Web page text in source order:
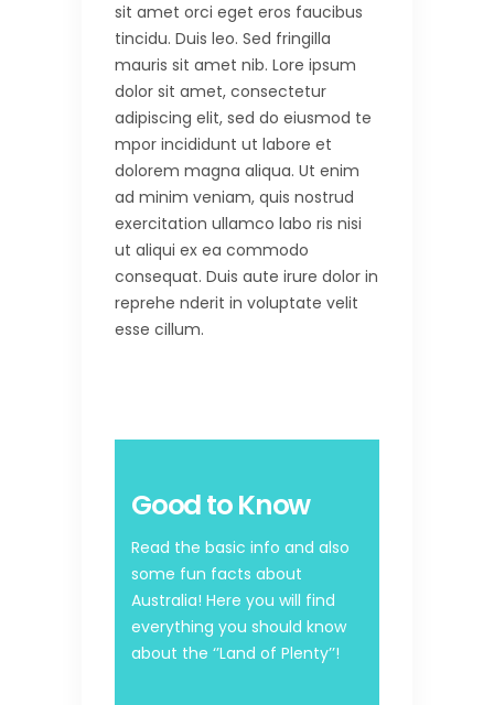
sit amet orci eget eros faucibus
tincidu. Duis leo. Sed fringilla
mauris sit amet nib. Lore ipsum
dolor sit amet, consectetur
adipiscing elit, sed do eiusmod te
mpor incididunt ut labore et
dolorem magna aliqua. Ut enim
ad minim veniam, quis nostrud
exercitation ullamco labo ris nisi
ut aliqui ex ea commodo
consequat. Duis aute irure dolor in
reprehe nderit in voluptate velit
esse cillum.
Good to Know
Read the basic info and also
some fun facts about
Australia! Here you will find
everything you should know
about the ‘’Land of Plenty’’!